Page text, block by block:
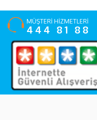
MÜŞTERİ HİZMETLERİ
444 81 88